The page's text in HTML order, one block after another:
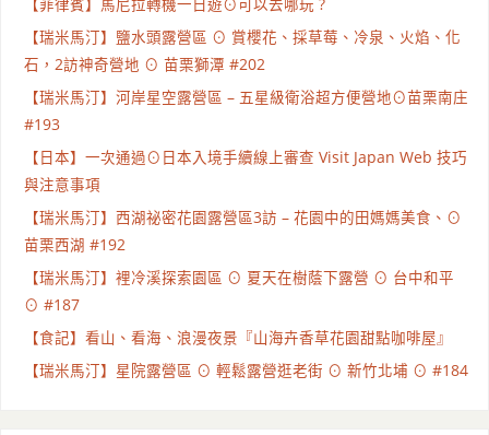
【菲律賓】馬尼拉轉機一日遊⊙可以去哪玩 ?
【瑞米馬汀】鹽水頭露營區 ⊙ 賞櫻花、採草莓、冷泉、火焰、化
石，2訪神奇營地 ⊙ 苗栗獅潭 #202
【瑞米馬汀】河岸星空露營區 – 五星級衛浴超方便營地⊙苗栗南庄
#193
【日本】一次通過⊙日本入境手續線上審查 Visit Japan Web 技巧
與注意事項
【瑞米馬汀】西湖祕密花園露營區3訪 – 花園中的田媽媽美食、⊙
苗栗西湖 #192
【瑞米馬汀】裡冷溪探索園區 ⊙ 夏天在樹蔭下露營 ⊙ 台中和平
⊙ #187
【食記】看山、看海、浪漫夜景『山海卉香草花園甜點咖啡屋』
【瑞米馬汀】星院露營區 ⊙ 輕鬆露營逛老街 ⊙ 新竹北埔 ⊙ #184